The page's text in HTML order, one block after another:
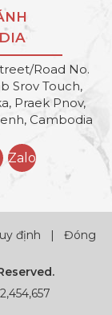
Road No.
Srov Touch,
Praek Pnov,
Cambodia
Zalo
định | Đóng